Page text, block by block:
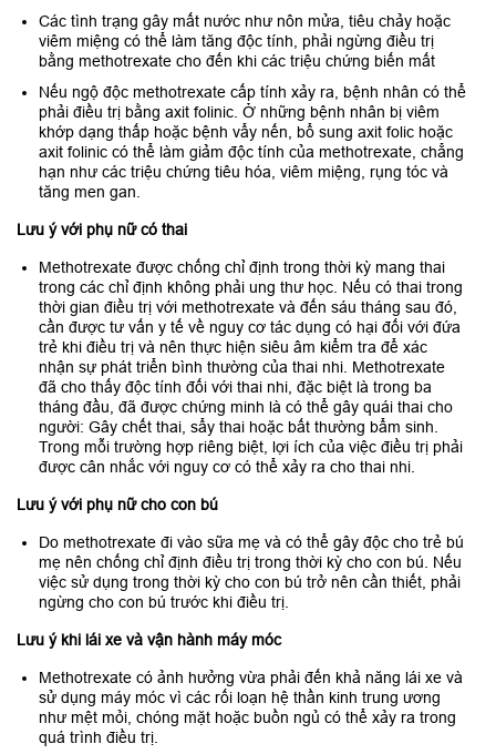
Các tình trạng gây mất nước như nôn mửa, tiêu chảy hoặc
viêm miệng có thể làm tăng độc tính, phải ngừng điều trị
bằng methotrexate cho đến khi các triệu chứng biến mất
Nếu ngộ độc methotrexate cấp tính xảy ra, bệnh nhân có thể
phải điều trị bằng axit folinic. Ở những bệnh nhân bị viêm
khớp dạng thấp hoặc bệnh vẩy nến, bổ sung axit folic hoặc
axit folinic có thể làm giảm độc tính của methotrexate, chẳng
hạn như các triệu chứng tiêu hóa, viêm miệng, rụng tóc và
tăng men gan.
Lưu ý với phụ nữ có thai
Methotrexate được chống chỉ định trong thời kỳ mang thai
trong các chỉ định không phải ung thư học. Nếu có thai trong
thời gian điều trị với methotrexate và đến sáu tháng sau đó,
cần được tư vấn y tế về nguy cơ tác dụng có hại đối với đứa
trẻ khi điều trị và nên thực hiện siêu âm kiểm tra để xác
nhận sự phát triển bình thường của thai nhi. Methotrexate
đã cho thấy độc tính đối với thai nhi, đặc biệt là trong ba
tháng đầu, đã được chứng minh là có thể gây quái thai cho
người: Gây chết thai, sẩy thai hoặc bất thường bẩm sinh.
Trong mỗi trường hợp riêng biệt, lợi ích của việc điều trị phải
được cân nhắc với nguy cơ có thể xảy ra cho thai nhi.
Lưu ý với phụ nữ cho con bú
Do methotrexate đi vào sữa mẹ và có thể gây độc cho trẻ bú
mẹ nên chống chỉ định điều trị trong thời kỳ cho con bú. Nếu
việc sử dụng trong thời kỳ cho con bú trở nên cần thiết, phải
ngừng cho con bú trước khi điều trị.
Lưu ý khi lái xe và vận hành máy móc
Methotrexate có ảnh hưởng vừa phải đến khả năng lái xe và
sử dụng máy móc vì các rối loạn hệ thần kinh trung ương
như mệt mỏi, chóng mặt hoặc buồn ngủ có thể xảy ra trong
quá trình điều trị.